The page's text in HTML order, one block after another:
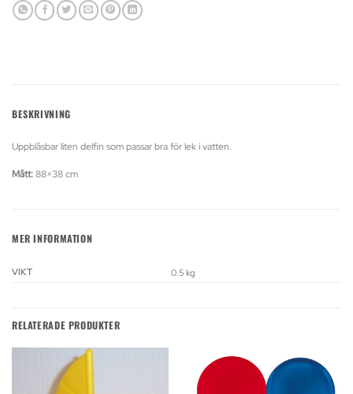
BESKRIVNING
Uppblåsbar liten delfin som passar bra för lek i vatten.
Mått:88×38 cm
MER INFORMATION
VIKT 0.5 kg
RELATERADE PRODUKTER